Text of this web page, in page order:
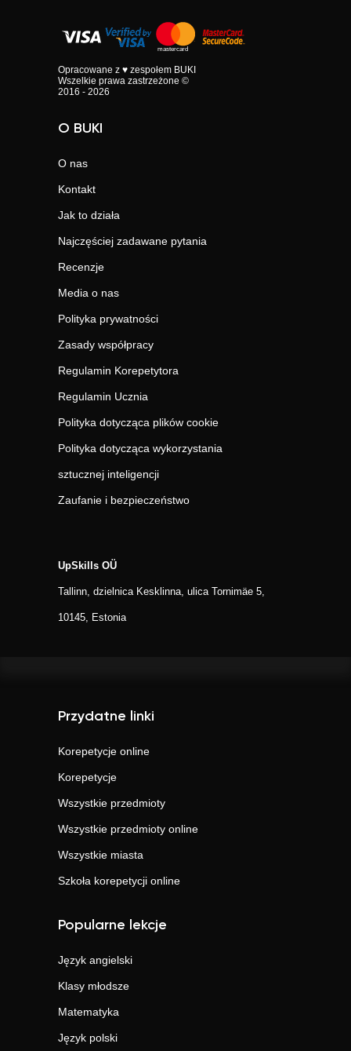
Opracowane z ♥ zespołem BUKI
Wszelkie prawa zastrzeżone ©
2016 - 2026
O BUKI
O nas
Kontakt
Jak to działa
Najczęściej zadawane pytania
Recenzje
Media o nas
Polityka prywatności
Zasady współpracy
Regulamin Korepetytora
Regulamin Ucznia
Polityka dotycząca plików cookie
Polityka dotycząca wykorzystania
sztucznej inteligencji
Zaufanie i bezpieczeństwo
UpSkills OÜ
Tallinn, dzielnica Kesklinna, ulica Tornimäe 5,
10145, Estonia
Przydatne linki
Korepetycje online
Korepetycje
Wszystkie przedmioty
Wszystkie przedmioty online
Wszystkie miasta
Szkoła korepetycji online
Popularne lekcje
Język angielski
Klasy młodsze
Matematyka
Język polski